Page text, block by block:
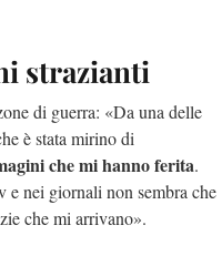
strazianti
di guerra: «Da una delle
è stata mirino di
che mi hanno ferita.
e nei giornali non sembra che
che mi arrivano».